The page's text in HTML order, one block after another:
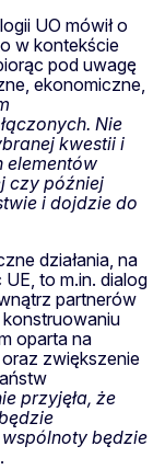
UO mówił o
w kontekście
pod uwagę
ekonomiczne,
Nie
kwestii i
elementów
czy później
i dojdzie do
działania, na
to m.in. dialog
partnerów
oparta na
zwiększenie
przyjęła, że
będzie
.